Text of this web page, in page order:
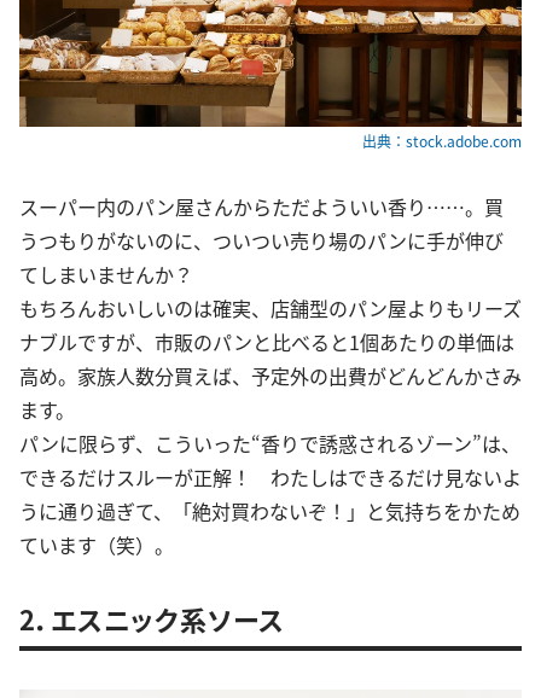
出典：stock.adobe.com
スーパー内のパン屋さんからただよういい香り……。買
うつもりがないのに、ついつい売り場のパンに手が伸び
てしまいませんか？
もちろんおいしいのは確実、店舗型のパン屋よりもリーズ
ナブルですが、市販のパンと比べると1個あたりの単価は
高め。家族人数分買えば、予定外の出費がどんどんかさみ
ます。
パンに限らず、こういった“香りで誘惑されるゾーン”は、
できるだけスルーが正解！ わたしはできるだけ見ないよ
うに通り過ぎて、「絶対買わないぞ！」と気持ちをかため
ています（笑）。
2．エスニック系ソース